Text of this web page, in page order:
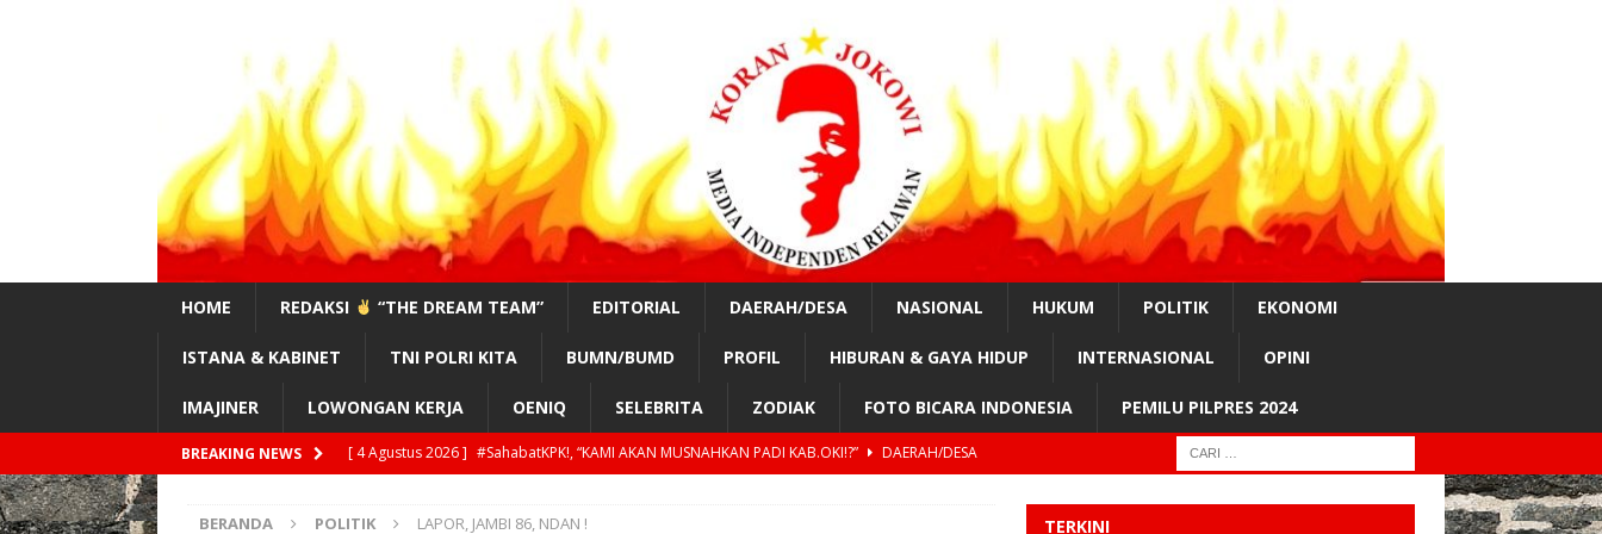
HOME REDAKSI “THE DREAM TEAM” EDITORIAL DAERAH/DESA NASIONAL HUKUM POLITIK EKONOMI
ISTANA & KABINET TNI POLRI KITA BUMN/BUMD PROFIL HIBURAN & GAYA HIDUP INTERNASIONAL OPINI
IMAJINER LOWONGAN KERJA OENIQ SELEBRITA ZODIAK FOTO BICARA INDONESIA PEMILU PILPRES 2024
BREAKING NEWS [ 4 Agustus 2026 ] #SahabatKPK!, “KAMI AKAN MUSNAHKAN PADI KAB.OKI!?”
DAERAH/DESA
BERANDA POLITIK LAPOR, JAMBI 86, NDAN ! TERKINI